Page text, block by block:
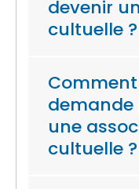
devenir
cultuelle ?
demande
une
cultuelle ?